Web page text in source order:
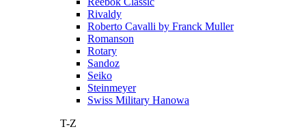
Rivaldy
Roberto Cavalli by Franck Muller
Romanson
Rotary
Sandoz
Seiko
Steinmeyer
Swiss Military Hanowa
T-Z